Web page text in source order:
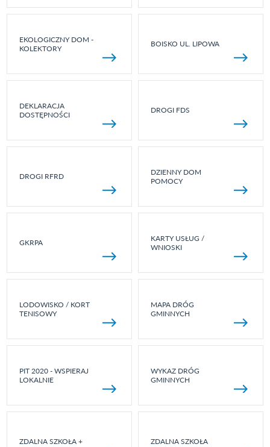
EKOLOGICZNY DOM -
KOLEKTORY
BOISKO UL. LIPOWA
DEKLARACJA
DOSTĘPNOŚCI
DROGI FDS
DROGI RFRD
DZIENNY DOM
POMOCY
GKRPA
KARTY USŁUG /
WNIOSKI
LODOWISKO / KORT
TENISOWY
MAPA DRÓG
GMINNYCH
PIT 2020 - WSPIERAJ
LOKALNIE
WYKAZ DRÓG
GMINNYCH
ZDALNA SZKOŁA + ZDALNA SZKOŁA